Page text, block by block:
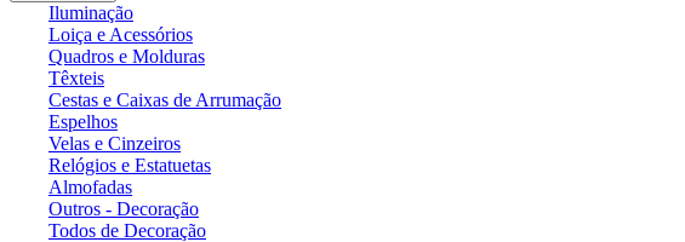
Iluminação
Loiça e Acessórios
Quadros e Molduras
Têxteis
Cestas e Caixas de Arrumação
Espelhos
Velas e Cinzeiros
Relógios e Estatuetas
Almofadas
Outros - Decoração
Todos de Decoração